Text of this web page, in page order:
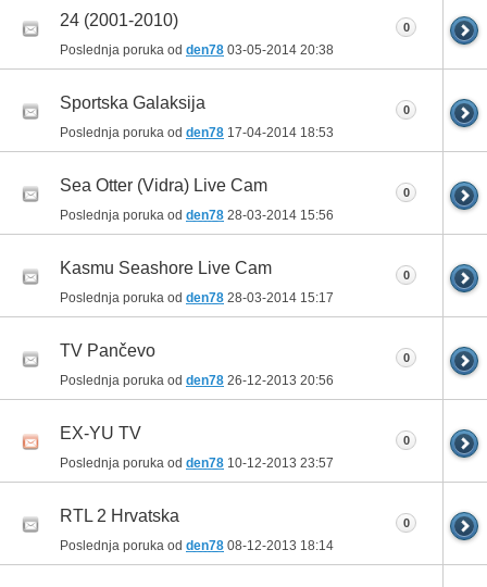
24 (2001-2010)
Poslednja poruka od den78 03-05-2014 20:38
0
Sportska Galaksija
Poslednja poruka od den78 17-04-2014 18:53
0
Sea Otter (Vidra) Live Cam
Poslednja poruka od den78 28-03-2014 15:56
0
Kasmu Seashore Live Cam
Poslednja poruka od den78 28-03-2014 15:17
0
TV Pančevo
Poslednja poruka od den78 26-12-2013 20:56
0
EX-YU TV
Poslednja poruka od den78 10-12-2013 23:57
0
RTL 2 Hrvatska
Poslednja poruka od den78 08-12-2013 18:14
0